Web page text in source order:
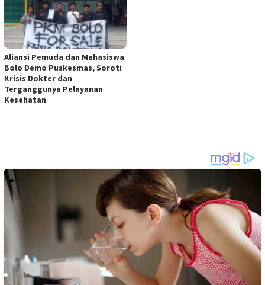
Aliansi Pemuda dan Mahasiswa
Bolo Demo Puskesmas, Soroti
Krisis Dokter dan
Terganggunya Pelayanan
Kesehatan